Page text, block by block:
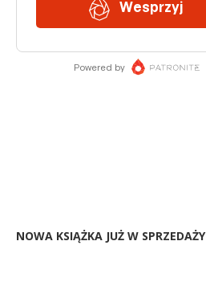
NOWA KSIĄŻKA JUŻ W SPRZEDAŻY